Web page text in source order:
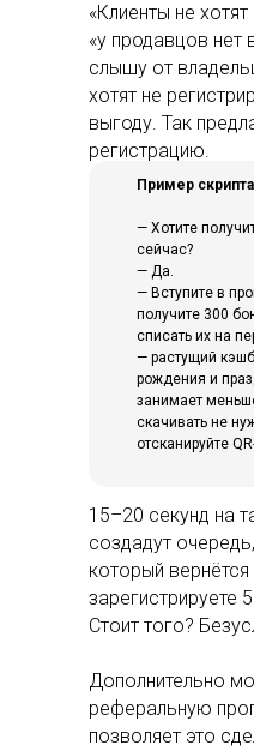
«Клиенты не
«у продавцов нет
слышу от
хотят не
выгоду. Так
регистрацию.
Пример
— Хотите
сейчас?
— Да.
— Вступите в
получите 300
списать их на
— растущий
рождения и
занимает
скачивать не
отсканируйте
15–20 секунд на
создадут
который
зарегистрируете
Стоит того?
Дополнительно
реферальную
позволяет это